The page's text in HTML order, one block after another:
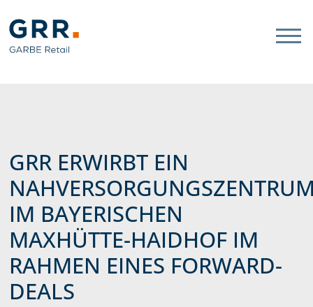
Gathmann Michaelis und
Link zu Home
GRR ERWIRBT EIN
IM BAYERISCHEN
MAXHÜTTE-HAIDHOF IM
RAHMEN EINES FORWARD-
DEALS